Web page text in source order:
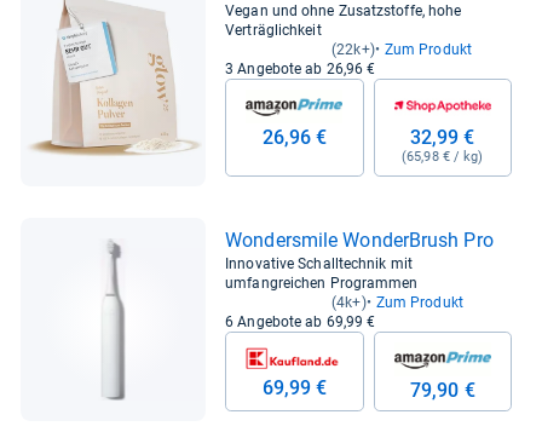
Vegan und ohne Zusatzstoffe, hohe
Verträglichkeit
(22k+) Zum Produkt
3 Angebote ab 26,96 €
26,96 € 32,99 €
(65,98 € / kg)
Won­ders­mile Won­der­Brush Pro
Innovative Schalltechnik mit
umfangreichen Programmen
(4k+) Zum Produkt
6 Angebote ab 69,99 €
69,99 € 79,90 €